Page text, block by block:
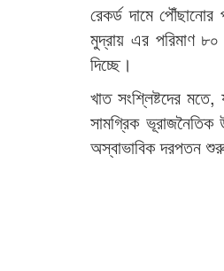
রেকর্ড দামে
মুদ্রায় এর পরিমাণ
দিচ্ছে।
খাত সংশ্লিষ্টদের
সামগ্রিক
অস্বাভাবিক দরপতন